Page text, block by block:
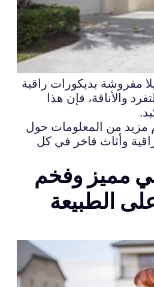
مفروشة بديكورات راقية
والأناقة، فإن هذا
مزيد من المعلومات حول
راقية وأثاث فاخر في كل
مميز وفخم
الطبيعة